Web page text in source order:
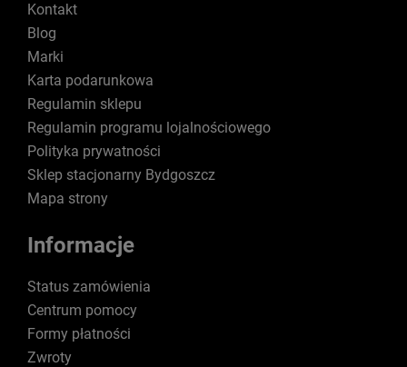
Kontakt
Blog
Marki
Karta podarunkowa
Regulamin sklepu
Regulamin programu lojalnościowego
Polityka prywatności
Sklep stacjonarny Bydgoszcz
Mapa strony
Informacje
Status zamówienia
Centrum pomocy
Formy płatności
Zwroty